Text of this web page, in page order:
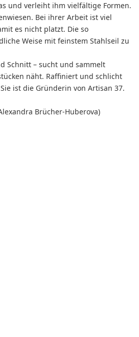
und verleiht ihm vielfältige Formen.
Bei ihrer Arbeit ist viel
es nicht platzt. Die so
Weise mit feinstem Stahlseil zu
Schnitt – sucht und sammelt
näht. Raffiniert und schlicht
ist die Gründerin von Artisan 37.
Brücher-Huberova)